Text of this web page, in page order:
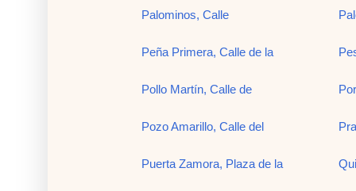
Palominos, Calle
Peña Primera, Calle de la
Pollo Martín, Calle de
Pozo Amarillo, Calle del
Puerta Zamora, Plaza de la